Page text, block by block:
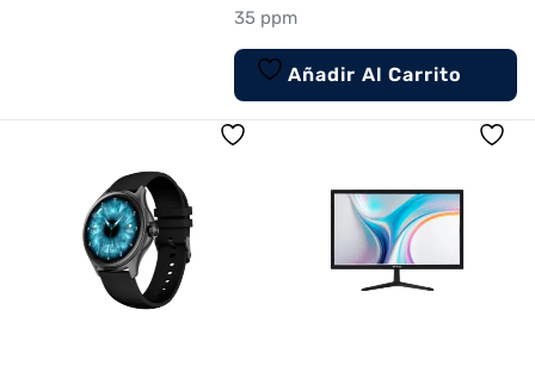
35 ppm
Añadir Al Carrito